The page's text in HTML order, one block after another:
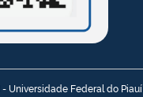
- Universidade Federal do Piauí